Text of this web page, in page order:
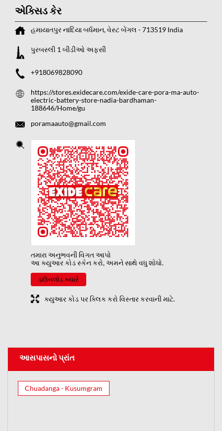
એક્સિડ કેર
હમાયાતપુર નાદિયા બર્ધમાન, વેસ્ટ બેંગલ -713519 India
પુરબસ્લી 1 બીડીઓ અફસી
+918069828090
https://stores.exidecare.com/exide-care-pora-ma-auto-
electric-battery-store-nadia-bardhaman-
188646/Home/gu
poramaauto@gmail.com
તમારા અનુભવની વિગત આપો
આ ક્યુઆર કોડ સ્કેન કરો, અમને સાથે વધુ શોધો.
ડાઉનલોડ ક્યારે
ક્યુઆર કોડ પર ક્લિક કરો વિસ્તાર કરવાની માટે.
આસપાસનો પ્રાંત
Chuadanga - Kusumgram